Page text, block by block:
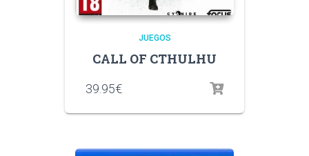
JUEGOS
CALL OF CTHULHU
39.95€